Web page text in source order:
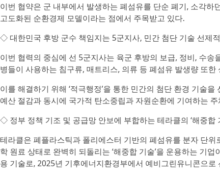
이번 협약은 군 내부에서 발생하는 폐섬유를 단순 폐기, 소각
고도화된 순환경제 모델이라는 점에서 주목받고 있다.
◇ 대한민국 후방 군수 책임지는 5군지사, 민간 첨단 기술 선제
이번 협력의 중심에 선 5군지사는 육군 후방의 보급, 정비, 수
병들이 사용하는 침구류, 매트리스, 의류 등 폐섬유 발생량 또
이를 해결하기 위해 ‘적극행정’을 통한 민간의 첨단 환경 기술
예산 절감과 동시에 국가적 탄소중립과 자원순환에 기여하는
◇ 정부 정책 기조 및 공급망 안보에 부합하는 테라클의 ‘해중합
테라클은 폐플라스틱과 폴리에스터 기반의 폐섬유를 분자 단
학 원료 상태로 완벽히 되돌리는 ‘해중합 기술’을 운용하는 기
용 기술로, 2025년 기후에너지환경부에서 예비그린유니콘으